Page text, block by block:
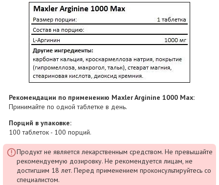
Рекомендации по применению Maxler Arginine 1000 Max:
Принимайте по одной таблетке в день.
Порций в упаковке:
100 таблеток - 100 порций.
Продукт не является лекарственным средством. Не превышайте
рекомендуемую дозировку. Не рекомендуется лицам, не
достигшим 18 лет. Перед применением проконсультируйтесь со
специалистом.